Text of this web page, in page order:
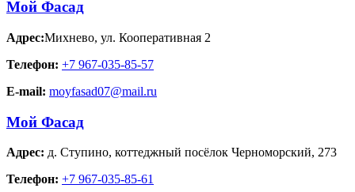
Мой Фасад
Адрес:Михнево, ул. Кооперативная 2
Телефон: +7 967-035-85-57
E-mail: moyfasad07@mail.ru
Мой Фасад
Адрес: д. Ступино, коттеджный посёлок Черноморский, 273
Телефон: +7 967-035-85-61